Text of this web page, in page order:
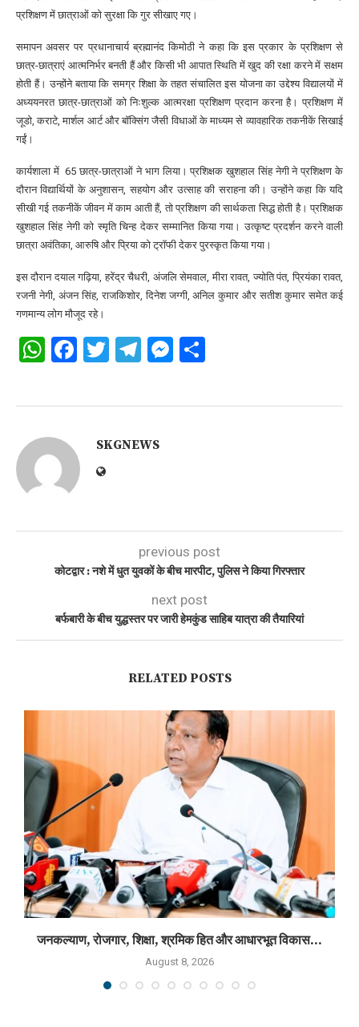
प्रशिक्षण में छात्राओं को सुरक्षा कि गुर सीखाए गए।
समापन अवसर पर प्रधानाचार्य ब्रह्मानंद किमोठी ने कहा कि इस प्रकार के प्रशिक्षण से
छात्र-छात्राएं आत्मनिर्भर बनती हैं और किसी भी आपात स्थिति में खुद की रक्षा करने में सक्षम
होती हैं। उन्होंने बताया कि समग्र शिक्षा के तहत संचालित इस योजना का उद्देश्य विद्यालयों में
अध्ययनरत छात्र-छात्राओं को निःशुल्क आत्मरक्षा प्रशिक्षण प्रदान करना है। प्रशिक्षण में
जूडो, कराटे, मार्शल आर्ट और बॉक्सिंग जैसी विधाओं के माध्यम से व्यावहारिक तकनीकें सिखाई
गईं।
कार्यशाला में 65 छात्र-छात्राओं ने भाग लिया। प्रशिक्षक खुशहाल सिंह नेगी ने प्रशिक्षण के
दौरान विद्यार्थियों के अनुशासन, सहयोग और उत्साह की सराहना की। उन्होंने कहा कि यदि
सीखी गई तकनीकें जीवन में काम आती हैं, तो प्रशिक्षण की सार्थकता सिद्ध होती है। प्रशिक्षक
खुशहाल सिंह नेगी को स्मृति चिन्ह देकर सम्मानित किया गया। उत्कृष्ट प्रदर्शन करने वाली
छात्रा अवंतिका, आरुषि और प्रिया को ट्रॉफी देकर पुरस्कृत किया गया।
इस दौरान दयाल गढ़िया, हरेंद्र चैधरी, अंजलि सेमवाल, मीरा रावत, ज्योति पंत, प्रियंका रावत,
रजनी नेगी, अंजन सिंह, राजकिशोर, दिनेश जग्गी, अनिल कुमार और सतीश कुमार समेत कई
गणमान्य लोग मौजूद रहे।
WhatsApp
Facebook
Twitter
Telegram
Messenger
SKGNEWS
previous post
कोटद्वार : नशे में धुत युवकों के बीच मारपीट, पुलिस ने किया गिरफ्तार
next post
बर्फबारी के बीच युद्धस्तर पर जारी हेमकुंड साहिब यात्रा की तैयारियां
RELATED POSTS
जनकल्याण, रोजगार, शिक्षा, श्रमिक हित और आधारभूत विकास...
August 8, 2026